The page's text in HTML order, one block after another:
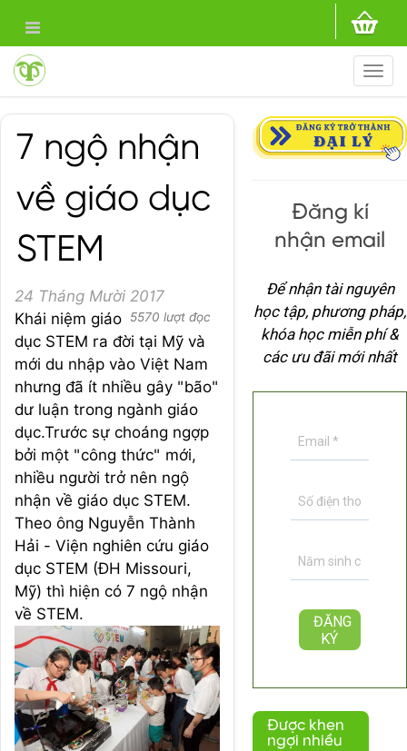
7 ngộ nhận
về giáo dục
STEM
24 Tháng Mười 2017
5570 lượt đọc
Khái niệm giáo
dục STEM ra đời tại Mỹ và
mới du nhập vào Việt Nam
nhưng đã ít nhiều gây "bão"
dư luận trong ngành giáo
dục.Trước sự choáng ngợp
bởi một "công thức" mới,
nhiều người trở nên ngộ
nhận về giáo dục STEM.
Theo ông Nguyễn Thành
Hải - Viện nghiên cứu giáo
dục STEM (ĐH Missouri,
Mỹ) thì hiện có 7 ngộ nhận
về STEM.
Đăng kí
nhận email
Để nhận tài nguyên
học tập, phương pháp,
khóa học miễn phí &
các ưu đãi mới nhất
Được khen
ngợi nhiều